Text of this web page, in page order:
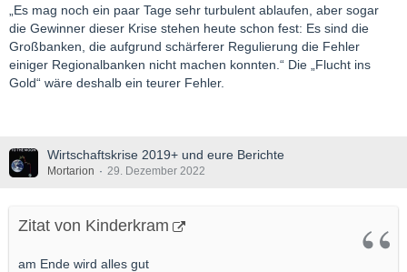
„Es mag noch ein paar Tage sehr turbulent ablaufen, aber sogar
die Gewinner dieser Krise stehen heute schon fest: Es sind die
Großbanken, die aufgrund schärferer Regulierung die Fehler
einiger Regionalbanken nicht machen konnten.“ Die „Flucht ins
Gold“ wäre deshalb ein teurer Fehler.
Wirtschaftskrise 2019+ und eure Berichte
Mortarion 29. Dezember 2022
Zitat von Kinderkram
am Ende wird alles gut